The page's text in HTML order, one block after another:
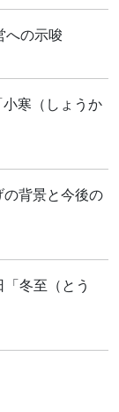
の示唆
寒（しょうか
背景と今後の
冬至（とう